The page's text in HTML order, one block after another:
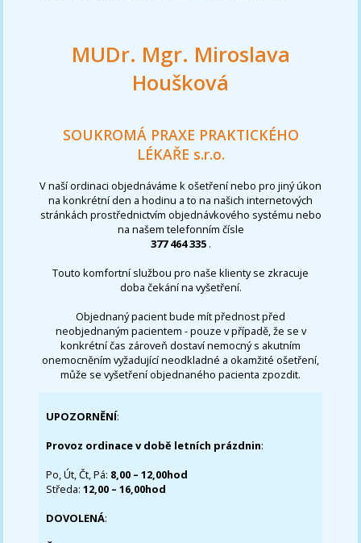
MUDr. Mgr. Miroslava
Houšková
SOUKROMÁ PRAXE PRAKTICKÉHO
LÉKAŘE s.r.o.
V naší ordinaci objednáváme k ošetření nebo pro jiný úkon
na konkrétní den a hodinu a to na našich internetových
stránkách prostřednictvím objednávkového systému nebo
na našem telefonním čísle
377 464 335 .
Touto komfortní službou pro naše klienty se zkracuje
doba čekání na vyšetření.
Objednaný pacient bude mít přednost před
neobjednaným pacientem - pouze v případě, že se v
konkrétní čas zároveň dostaví nemocný s akutním
onemocněním vyžadující neodkladné a okamžité ošetření,
může se vyšetření objednaného pacienta zpozdit.
UPOZORNĚNÍ:
Provoz ordinace v době letních prázdnin:
Po, Út, Čt, Pá: 8,00 – 12,00hod
Středa:12,00 – 16,00hod
DOVOLENÁ: